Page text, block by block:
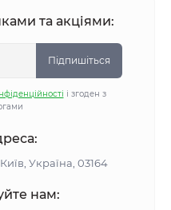
та акціями:
Підпишіться
і згоден з
Україна, 03164
нам: